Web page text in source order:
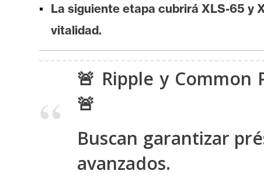
a
e
e
n
La siguiente etapa cubrirá XLS-65 y
vitalidad.
🚨 Ripple y Common
🚨
Buscan garantizar
avanzados.